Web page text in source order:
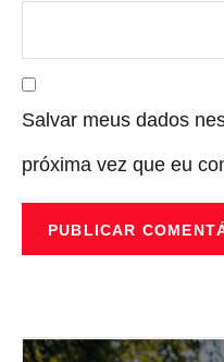
Salvar meus dados
próxima vez que eu